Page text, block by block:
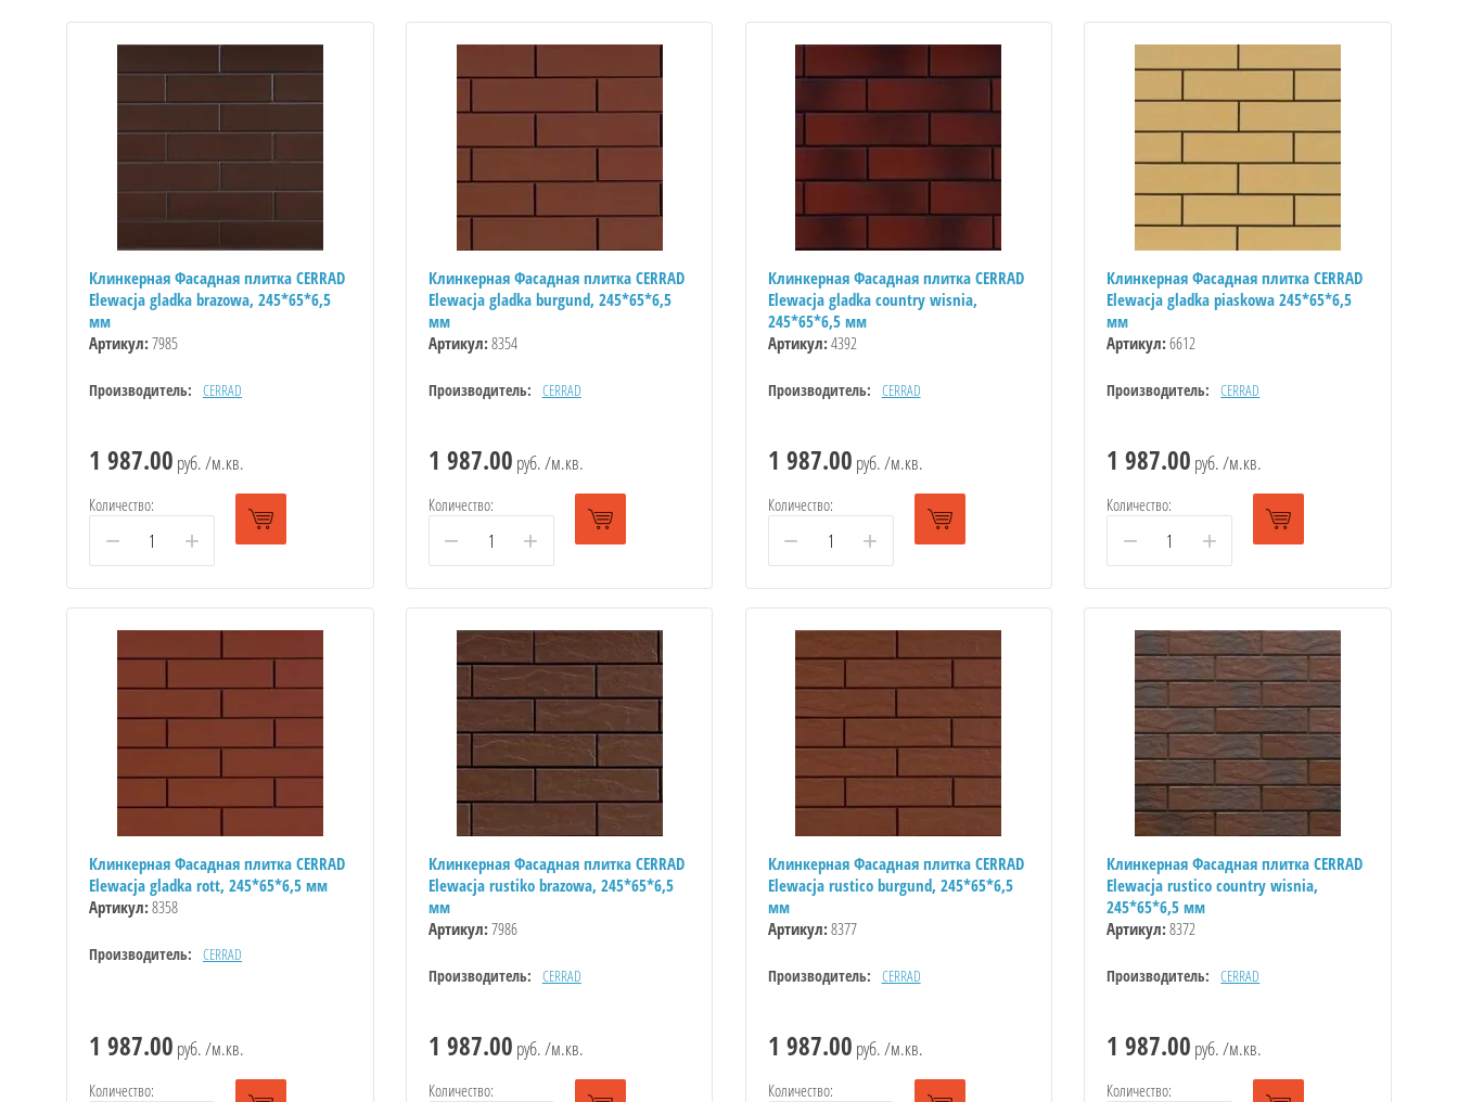
Клинкерная Фасадная плитка CERRAD
Elewacja gladka brazowa, 245*65*6,5
мм
Артикул:7985
Производитель: CERRAD
1 987.00 руб. /м.кв.
Количество:
− +
Клинкерная Фасадная плитка CERRAD
Elewacja gladka burgund, 245*65*6,5
мм
Артикул:8354
Производитель: CERRAD
1 987.00 руб. /м.кв.
Количество:
− +
Клинкерная Фасадная плитка CERRAD
Elewacja gladka country wisnia,
245*65*6,5 мм
Артикул:4392
Производитель: CERRAD
1 987.00 руб. /м.кв.
Количество:
− +
Клинкерная Фасадная плитка CERRAD
Elewacja gladka piaskowa 245*65*6,5
мм
Артикул:6612
Производитель: CERRAD
1 987.00 руб. /м.кв.
Количество:
− +
Клинкерная Фасадная плитка CERRAD
Elewacja gladka rott, 245*65*6,5 мм
Артикул:8358
Производитель: CERRAD
1 987.00 руб. /м.кв.
Количество:
Клинкерная Фасадная плитка CERRAD
Elewacja rustiko brazowa, 245*65*6,5
мм
Артикул:7986
Производитель: CERRAD
1 987.00 руб. /м.кв.
Количество:
Клинкерная Фасадная плитка CERRAD
Elewacja rustico burgund, 245*65*6,5
мм
Артикул:8377
Производитель: CERRAD
1 987.00 руб. /м.кв.
Количество:
Клинкерная Фасадная плитка CERRAD
Elewacja rustico country wisnia,
245*65*6,5 мм
Артикул:8372
Производитель: CERRAD
1 987.00 руб. /м.кв.
Количество: